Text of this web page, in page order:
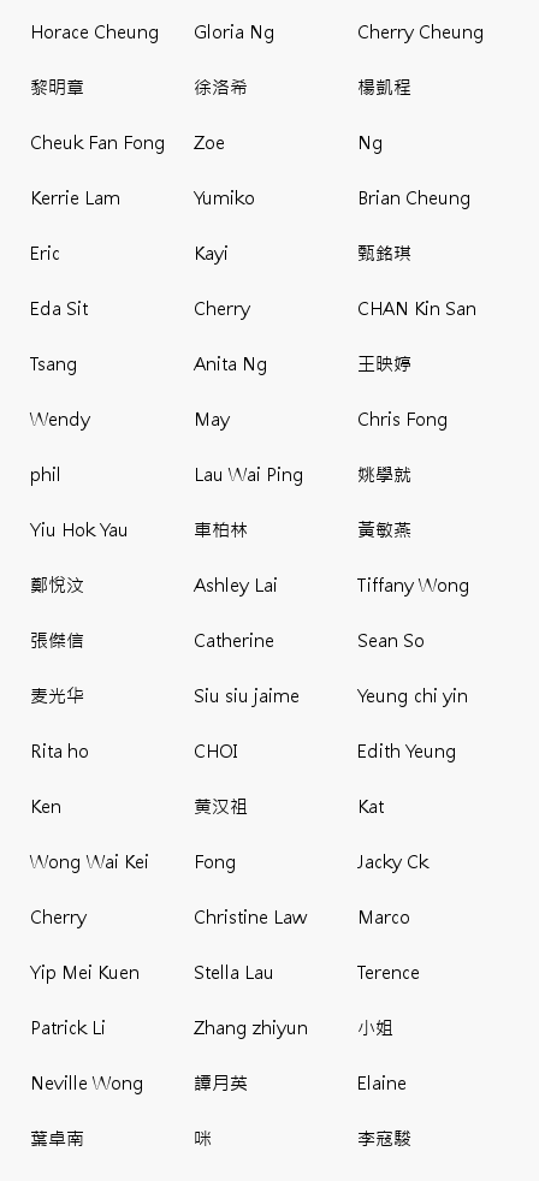
Horace Cheung Gloria Ng Cherry Cheung
黎明章 徐洛希 楊凱程
Cheuk Fan Fong Zoe Ng
Kerrie Lam Yumiko Brian Cheung
Eric Kayi 甄銘琪
Eda Sit Cherry CHAN Kin San
Tsang Anita Ng 王映婷
Wendy May Chris Fong
phil Lau Wai Ping 姚學就
Yiu Hok Yau 車柏林 黃敏燕
鄭悅汶 Ashley Lai Tiffany Wong
張傑信 Catherine Sean So
麦光华 Siu siu jaime Yeung chi yin
Rita ho CHOI Edith Yeung
Ken 黄汉祖 Kat
Wong Wai Kei Fong Jacky Ck
Cherry Christine Law Marco
Yip Mei Kuen Stella Lau Terence
Patrick Li Zhang zhiyun 小姐
Neville Wong 譚月英 Elaine
葉卓南 咪 李寇駿